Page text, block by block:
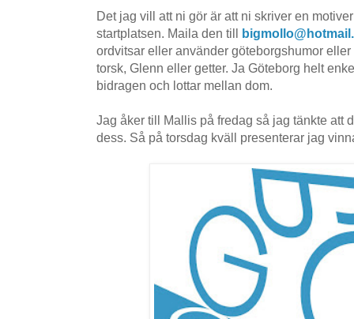
Det jag vill att ni gör är att ni skriver en
startplatsen. Maila den till
ordvitsar eller använder göteborgshumor
torsk, Glenn eller getter. Ja Göteborg helt
bidragen och lottar mellan dom.
Jag åker till Mallis på fredag så jag tänkte att
dess. Så på torsdag kväll presenterar jag